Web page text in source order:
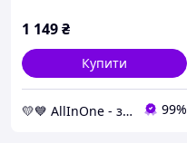
1 149₴
Купити
💛💙 AllInOne - знаходь все необхідне в одному магазині! 99%